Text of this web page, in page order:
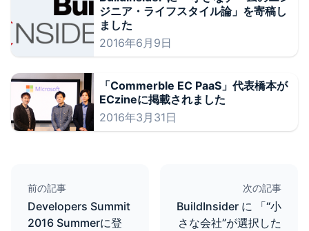
ジニア・ライフスタイル論」を寄稿し
ました
2016年6月9日
「Commerble EC PaaS」代表橋本が
ECzineに掲載されました
2016年3月31日
前の記事
Developers Summit
2016 Summerに登
次の記事
BuildInsider に 「“小
さな会社”が選択した